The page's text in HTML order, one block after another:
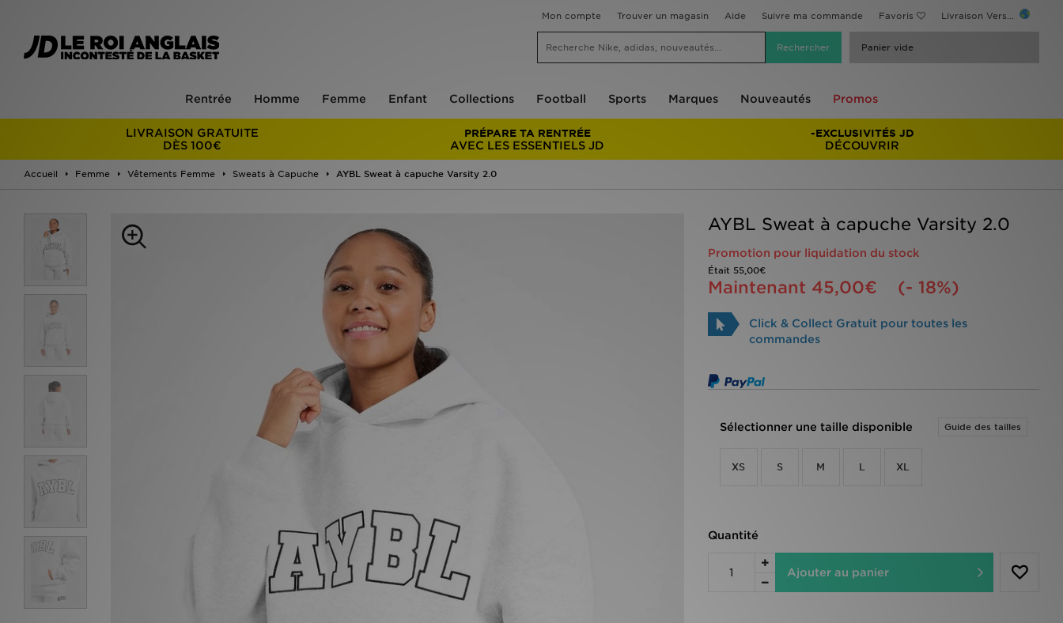
Mon compte Trouver un magasin Aide Suivre ma commande Favoris Livraison Vers...
Panier vide
Rentrée Homme Femme Enfant Collections Football Sports Marques Nouveautés Promos
LIVRAISON GRATUITE
DÈS 100€
PRÉPARE TA RENTRÉE
AVEC LES ESSENTIELS JD
-EXCLUSIVITÉS JD
DÉCOUVRIR
Accueil Femme Vêtements Femme Sweats à Capuche AYBL Sweat à capuche Varsity 2.0
AYBL Sweat à capuche Varsity 2.0
Promotion pour liquidation du stock
Était 55,00€
Maintenant 45,00€ (- 18%)
Click & Collect Gratuit pour toutes les
commandes
Sélectionner une taille disponible Guide des tailles
XS S M L XL
Quantité
Ajouter au panier